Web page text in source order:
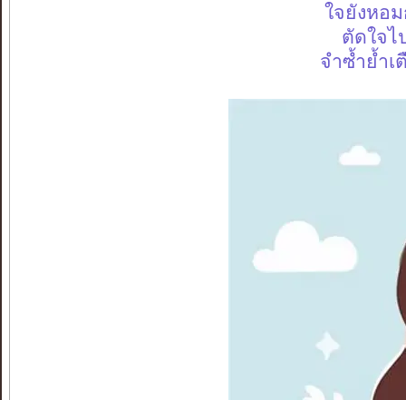
ใจยังหอ
ตัดใจไ
จำซ้ำย้ำเ